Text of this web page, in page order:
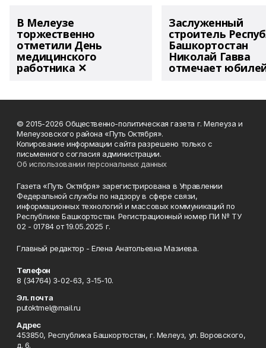
В Мелеузе
торжественно
отметили День
медицинского
работника ✕
Заслуженный
строитель
Башкортостан
Николай Гавва
отмечает
© 2015-2026 Общественно-политическая газета г. Мелеуза и
Мелеузовского района «Путь Октября».
Копирование информации сайта разрешено только с
письменного согласия администрации.
Об использовании персональных данных
Газета «Путь Октября» зарегистрирована в Управлении
Федеральной службы по надзору в сфере связи,
информационных технологий и массовых коммуникаций по
Республике Башкортостан. Регистрационный номер ПИ № ТУ
02 - 01784 от 19.05.2025 г.
Главный редактор - Елена Анатольевна Мазиева.
Телефон
8 (34764) 3-02-63, 3-15-10.
Эл. почта
putoktmel@mail.ru
Адрес
453850, Республика Башкортостан, г. Мелеуз, ул. Воровского,
д. 6.